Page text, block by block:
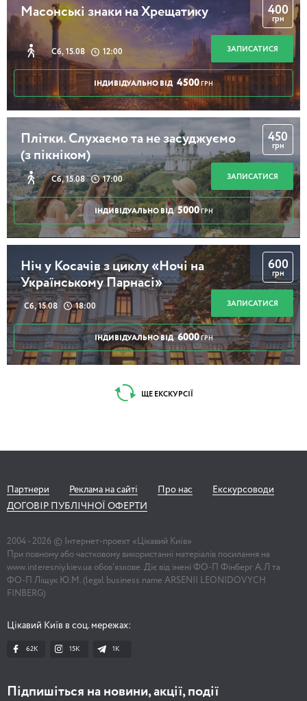
Масонські знаки на Хрещатику
Сб, 15.08 12:00
400
грн
ЗАПИСАТИСЯ
ІНДИВІДУАЛЬНО ВІД 4500 ГРН
Плітки. Слухаємо та не засуджуємо
(з пікніком)
Сб, 15.08 17:00
450
грн
ЗАПИСАТИСЯ
ІНДИВІДУАЛЬНО ВІД 5000 ГРН
Ніч у Косачів з циклу «Ночі на
Українському Парнасі»
Сб, 15.08 18:00
600
грн
ЗАПИСАТИСЯ
ІНДИВІДУАЛЬНО ВІД 6000 ГРН
ЩЕ ЕКСКУРСІЇ
Партнери Реклама на сайті Про нас
Екскурсоводи
ДОГОВІР ПУБЛІЧНОЇ ОФЕРТИ
2004 - 2026 © Інтернет-проект «Цікавий Київ»
При повному або частковому використанні матеріалів посилання на
www.interesniy.kiev.ua обов'язкове. Діє від імені ФО-П Фінберг А.Л та
ФО-П Ліщук Ю.М. (legal business name ARSENII LEONIDOVYCH
FINBERG)
Цікавий Київ в соц. мережах:
62K 15K 1К
Підпишіться на новини, акції, події